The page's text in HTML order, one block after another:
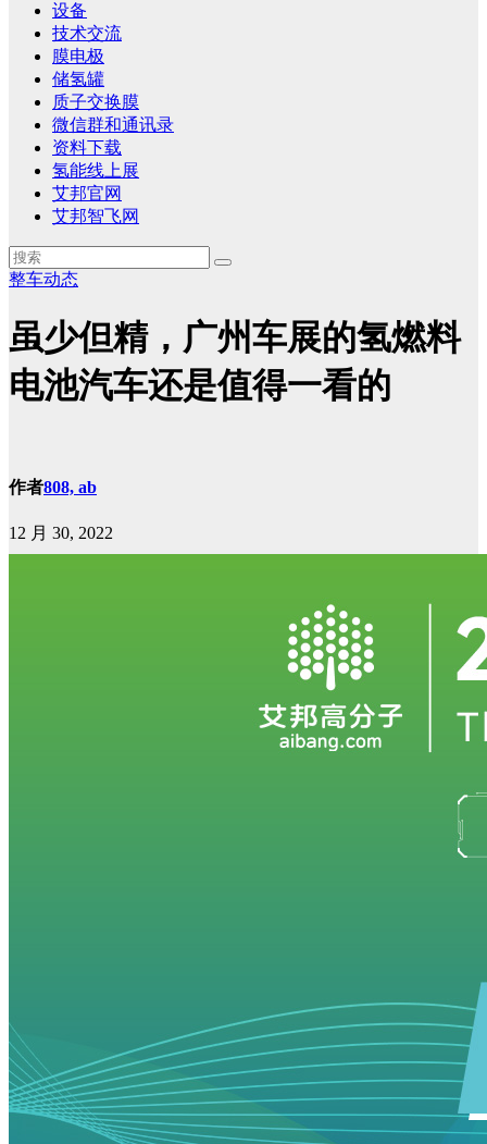
设备
技术交流
膜电极
储氢罐
质子交换膜
微信群和通讯录
资料下载
氢能线上展
艾邦官网
艾邦智飞网
整车动态
虽少但精，广州车展的氢燃料
电池汽车还是值得一看的
作者808, ab
12 月 30, 2022